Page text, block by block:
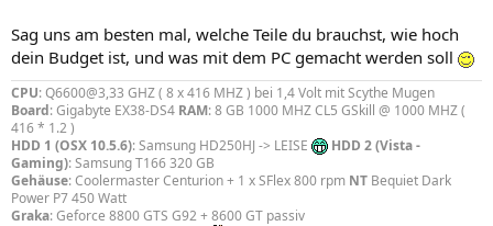
Sag uns am besten mal, welche Teile du brauchst, wie hoch
dein Budget ist, und was mit dem PC gemacht werden soll
CPU: Q6600@3,33 GHZ ( 8 x 416 MHZ ) bei 1,4 Volt mit Scythe Mugen
Board: Gigabyte EX38-DS4 RAM: 8 GB 1000 MHZ CL5 GSkill @ 1000 MHZ (
416 * 1.2 )
HDD 1 (OSX 10.5.6): Samsung HD250HJ -> LEISE
HDD 2 (Vista -
Gaming): Samsung T166 320 GB
Gehäuse: Coolermaster Centurion + 1 x SFlex 800 rpm NT Bequiet Dark
Power P7 450 Watt
Graka: Geforce 8800 GTS G92 + 8600 GT passiv